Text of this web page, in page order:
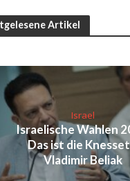
Artikel
Israel
Israelische Wahlen
Das ist die
Vladimir Beliak